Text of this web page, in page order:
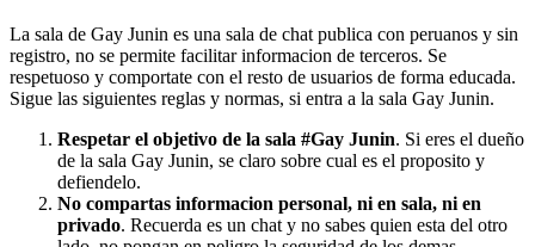
La sala de Gay Junin es una sala de chat publica con peruanos y sin
registro, no se permite facilitar informacion de terceros. Se
respetuoso y comportate con el resto de usuarios de forma educada.
Sigue las siguientes reglas y normas, si entra a la sala Gay Junin.
Respetar el objetivo de la sala #Gay Junin. Si eres el dueño
de la sala Gay Junin, se claro sobre cual es el proposito y
defiendelo.
No compartas informacion personal, ni en sala, ni en
privado. Recuerda es un chat y no sabes quien esta del otro